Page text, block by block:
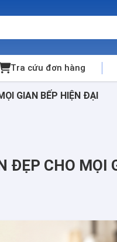
Tra cứu đơn hàng
GIAN BẾP HIỆN ĐẠI
ĐẸP CHO MỌI